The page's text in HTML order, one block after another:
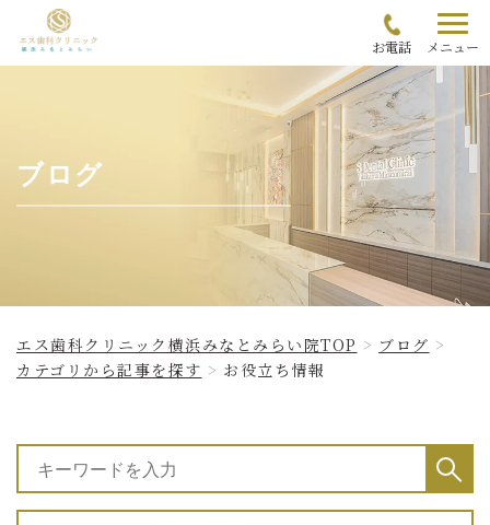
お電話 メニュー
ブログ
エス歯科クリニック横浜みなとみらい院TOP
ブログ
カテゴリから記事を探す
お役立ち情報